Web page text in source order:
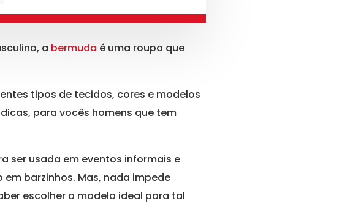
a bermuda é uma roupa que
tipos de tecidos, cores e modelos
para vocês homens que tem
ser usada em eventos informais e
barzinhos. Mas, nada impede
escolher o modelo ideal para tal